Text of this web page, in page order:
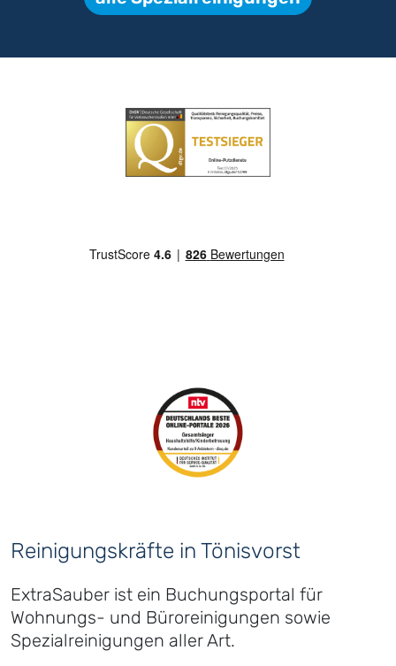
Reinigungskräfte in Tönisvorst
ExtraSauber ist ein Buchungsportal für
Wohnungs- und Büroreinigungen sowie
Spezialreinigungen aller Art.